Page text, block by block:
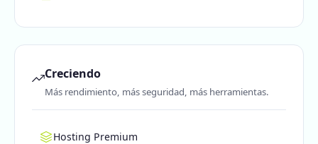
Creciendo
Más rendimiento, más seguridad, más herramientas.
Hosting Premium